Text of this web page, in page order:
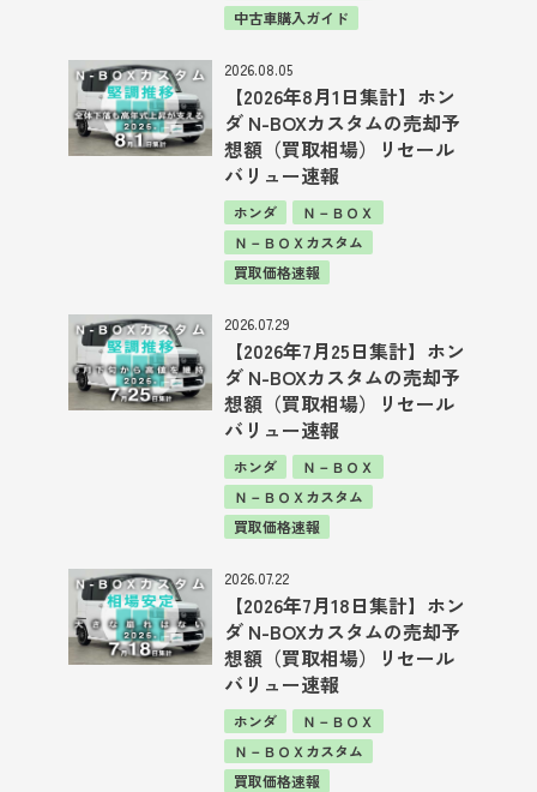
中古車購入ガイド
2026.08.05
【2026年8月1日集計】ホン
ダ N-BOXカスタムの売却予
想額（買取相場）リセール
バリュー速報
ホンダ
Ｎ－ＢＯＸ
Ｎ－ＢＯＸカスタム
買取価格速報
2026.07.29
【2026年7月25日集計】ホン
ダ N-BOXカスタムの売却予
想額（買取相場）リセール
バリュー速報
ホンダ
Ｎ－ＢＯＸ
Ｎ－ＢＯＸカスタム
買取価格速報
2026.07.22
【2026年7月18日集計】ホン
ダ N-BOXカスタムの売却予
想額（買取相場）リセール
バリュー速報
ホンダ
Ｎ－ＢＯＸ
Ｎ－ＢＯＸカスタム
買取価格速報